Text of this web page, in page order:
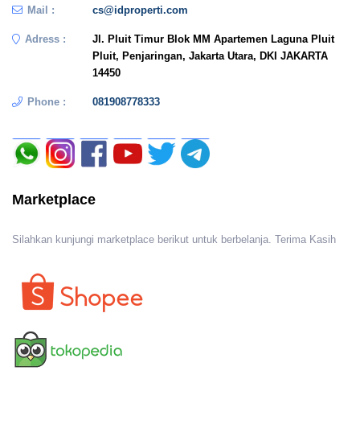
Mail : cs@idproperti.com
Adress :
Jl. Pluit Timur Blok MM Apartemen Laguna Pluit
Pluit, Penjaringan, Jakarta Utara, DKI JAKARTA
14450
Phone : 081908778333
Marketplace
Silahkan kunjungi marketplace berikut untuk berbelanja. Terima Kasih